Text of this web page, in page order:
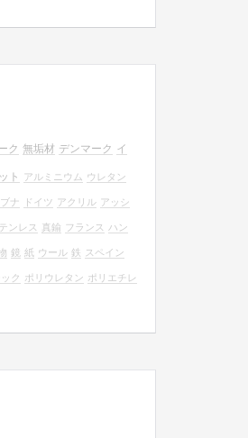
ク 無垢材 デンマーク イ
ト アルミニウム ウレタン
ブナ ドイツ アクリル アッシ
ンレス 真鍮 フランス ハン
鏡 紙 ウール 鉄 スペイン
ク ポリウレタン ポリエチレ